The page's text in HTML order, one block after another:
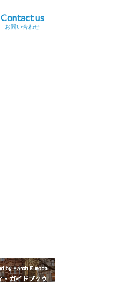
Contact us
お問い合わせ